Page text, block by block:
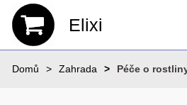
Elixi
Domů Zahrada Péče o